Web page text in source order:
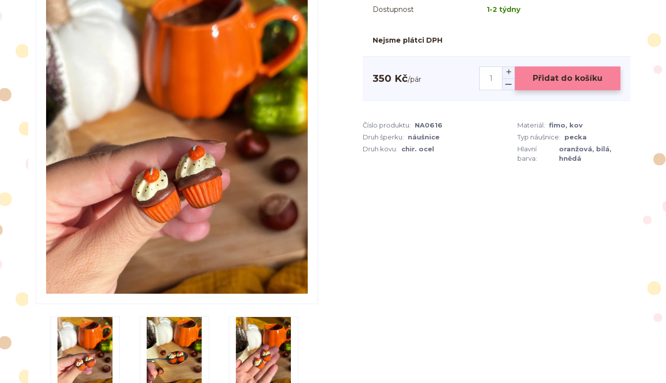
Dostupnost 1-2 týdny
Nejsme plátci DPH
350 Kč/pár Přidat do košíku
Číslo produktu: NA0616 Materiál: fimo, kov
Druh šperku:
náušnice Typ náušnice:
pecka
Druh kovu:
chir. ocel
Hlavní
barva:
oranžová, bílá,
hnědá